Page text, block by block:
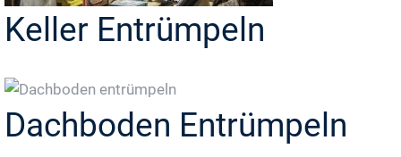
Keller Entrümpeln
Dachboden Entrümpeln